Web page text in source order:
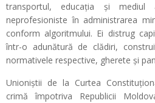
transportul, educația și mediul
neprofesioniste în administrarea
conform algoritmului. Ei distrug
într-o adunătură de clădiri,
normativele respective, gherete și
Unioniștii de la Curtea
crimă împotriva Republicii